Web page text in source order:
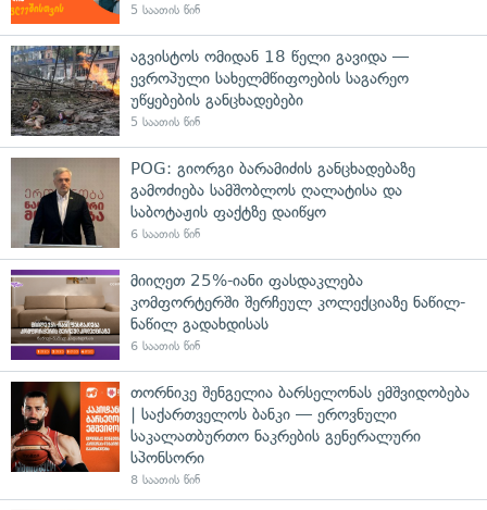
5 საათის წინ
აგვისტოს ომიდან 18 წელი გავიდა —
ევროპული სახელმწიფოების საგარეო
უწყებების განცხადებები
5 საათის წინ
POG: გიორგი ბარამიძის განცხადებაზე
გამოძიება სამშობლოს ღალატისა და
საბოტაჟის ფაქტზე დაიწყო
6 საათის წინ
მიიღეთ 25%-იანი ფასდაკლება
კომფორტერში შერჩეულ კოლექციაზე ნაწილ-
ნაწილ გადახდისას
6 საათის წინ
თორნიკე შენგელია ბარსელონას ემშვიდობება
| საქართველოს ბანკი — ეროვნული
საკალათბურთო ნაკრების გენერალური
სპონსორი
8 საათის წინ